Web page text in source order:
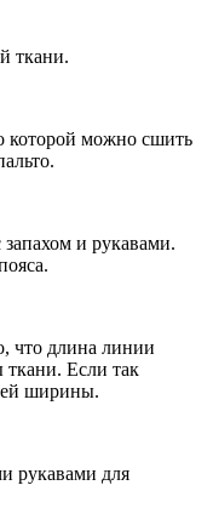
ткани.
которой можно сшить
и рукавами.
что длина линии
Если так
ширины.
рукавами для